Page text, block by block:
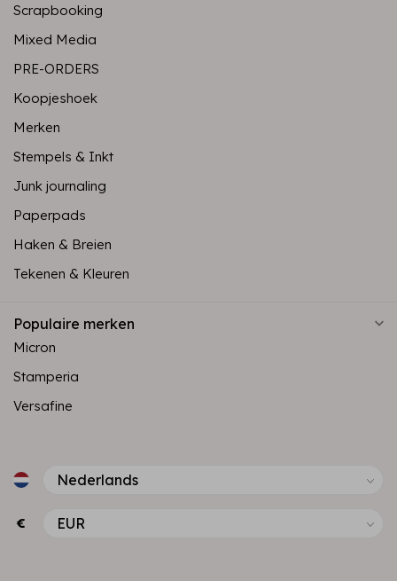
Scrapbooking
Mixed Media
PRE-ORDERS
Koopjeshoek
Merken
Stempels & Inkt
Junk journaling
Paperpads
Haken & Breien
Tekenen & Kleuren
Populaire merken
Micron
Stamperia
Versafine
€